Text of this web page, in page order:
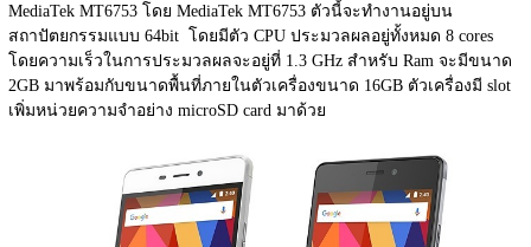
MediaTek MT6753 โดย MediaTek MT6753 ตัวนี้จะทำงานอยู่บน
สถาปัตยกรรมแบบ 64bit  โดยมีตัว CPU ประมวลผลอยู่ทั้งหมด 8 cores
โดยความเร็วในการประมวลผลจะอยู่ที่ 1.3 GHz สำหรับ Ram จะมีขนาด
2GB มาพร้อมกับขนาดพื้นที่ภายในตัวเครื่องขนาด 16GB ตัวเครื่องมี slot
เพิ่มหน่วยความจำอย่าง microSD card มาด้วย